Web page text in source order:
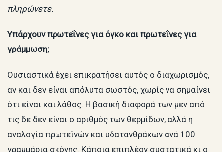
πληρώνετε.
Υπάρχουν πρωτεΐνες για όγκο και πρωτεΐνες για
γράμμωση;
Ουσιαστικά έχει επικρατήσει αυτός ο διαχωρισμός,
αν και δεν είναι απόλυτα σωστός, χωρίς να σημαίνει
ότι είναι και λάθος. Η βασική διαφορά των μεν από
τις δε δεν είναι ο αριθμός των θερμίδων, αλλά η
αναλογία πρωτεϊνών και υδατανθράκων ανά 100
γραμμάρια σκόνης. Κάποια επιπλέον συστατικά κι ο